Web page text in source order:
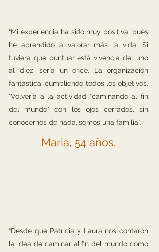
“Mi experiencia ha sido muy positiva, pues
he aprendido a valorar más la vida. Si
tuviera que puntuar está vivencia del uno
al diez, sería un once. La organización
fantástica, cumpliendo todos los objetivos.
"Volvería a la actividad "caminando al fin
del mundo" con los ojos cerrados, sin
conocernos de nada, somos una familia“. ​
Maria, 54 años.
“Desde que Patricia y Laura nos contaron
la idea de caminar al fin del mundo como